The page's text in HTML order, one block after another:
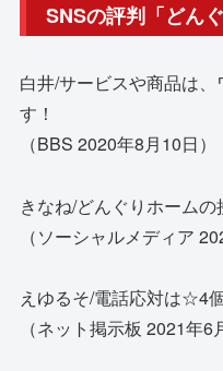
SNSの評判「どん
白井/サービスや商品は
す！
（BBS 2020年8月10日）
きなね/どんぐりホーム
（ソーシャルメディア
えゆるそ/電話応対は☆4個
（ネット掲示板 2021年6